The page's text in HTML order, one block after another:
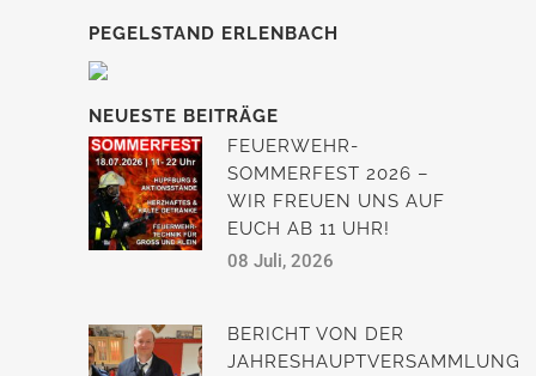
PEGELSTAND ERLENBACH
NEUESTE BEITRÄGE
FEUERWEHR-
SOMMERFEST 2026 –
WIR FREUEN UNS AUF
EUCH AB 11 UHR!
08 Juli, 2026
BERICHT VON DER
JAHRESHAUPTVERSAMMLUNG